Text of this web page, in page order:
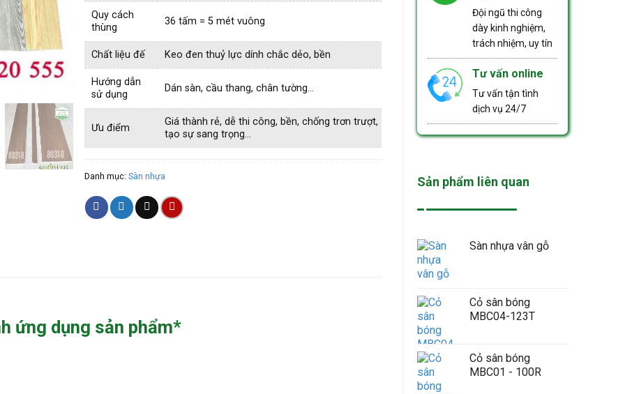
Đội ngũ thi công
dày kinh nghiệm,
trách nhiệm, uy tín
Tư vấn online
Tư vấn tận tình
dịch vụ 24/7
Sản phẩm liên quan
Sàn nhựa vân gỗ
Cỏ sân bóng
MBC04-123T
Cỏ sân bóng
MBC01 - 100R
Quy cách
thùng
36 tấm = 5 mét vuông
Chất liệu đế Keo đen thuỷ lực dính chắc dẻo, bền
Hướng dẫn
sử dụng
Dán sàn, cầu thang, chân tường…
Ưu điểm
Giá thành rẻ, dễ thi công, bền, chống trơn trượt,
tạo sự sang trọng…
Danh mục: Sàn nhựa
ứng dụng sản phẩm*